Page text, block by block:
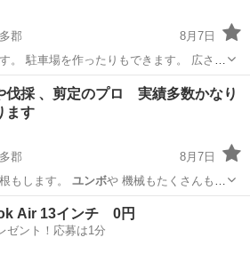
郡
8月7日
駐車場を作ったりもできます。 広さや
がかなり格安でやらせて頂きます。
家庭菜園
伐採 、剪定のプロ 実績多数かなり
ます
郡
8月7日
もします。 ユンボや 機械もたくさんもっ
Air 13インチ 0円
ゼント！応募は1分